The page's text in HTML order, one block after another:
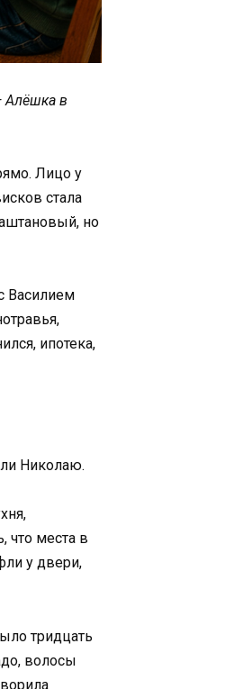
Алёшка в
Лицо у
стала
но
Василием
ипотека,
Николаю.
что места в
у двери,
тридцать
волосы